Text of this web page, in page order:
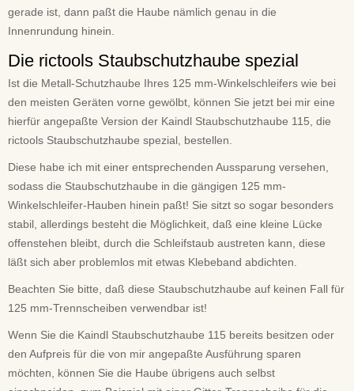
gerade ist, dann paßt die Haube nämlich genau in die
Innenrundung hinein.
Die rictools Staubschutzhaube spezial
Ist die Metall-Schutzhaube Ihres 125 mm-Winkelschleifers wie bei
den meisten Geräten vorne gewölbt, können Sie jetzt bei mir eine
hierfür angepaßte Version der Kaindl Staubschutzhaube 115, die
rictools Staubschutzhaube spezial, bestellen.
Diese habe ich mit einer entsprechenden Aussparung versehen,
sodass die Staubschutzhaube in die gängigen 125 mm-
Winkelschleifer-Hauben hinein paßt! Sie sitzt so sogar besonders
stabil, allerdings besteht die Möglichkeit, daß eine kleine Lücke
offenstehen bleibt, durch die Schleifstaub austreten kann, diese
läßt sich aber problemlos mit etwas Klebeband abdichten.
Beachten Sie bitte, daß diese Staubschutzhaube auf keinen Fall für
125 mm-Trennscheiben verwendbar ist!
Wenn Sie die Kaindl Staubschutzhaube 115 bereits besitzen oder
den Aufpreis für die von mir angepaßte Ausführung sparen
möchten, können Sie die Haube übrigens auch selbst